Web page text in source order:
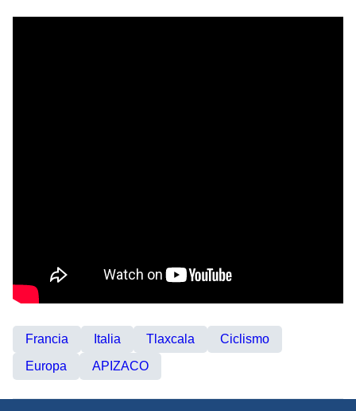
Francia Italia Tlaxcala
Ciclismo
Europa
APIZACO